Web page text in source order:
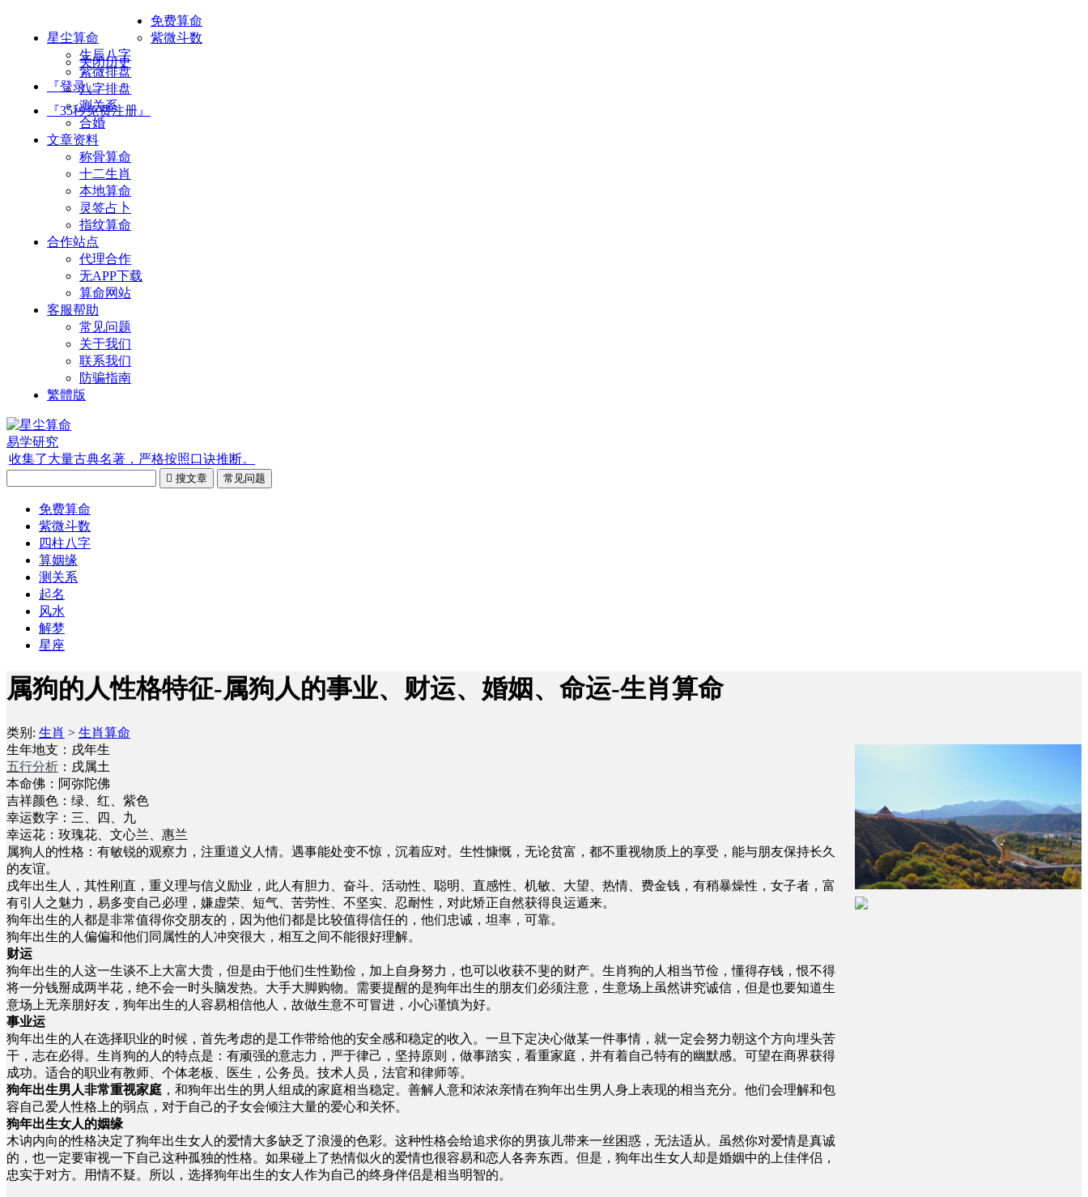
星尘算命
关闭历史
『登录』
『35秒免费注册』
免费算命
紫微斗数
生辰八字
紫微排盘
八字排盘
测关系
合婚
文章资料
称骨算命
十二生肖
本地算命
灵签占卜
指纹算命
合作站点
代理合作
无APP下载
算命网站
客服帮助
常见问题
关于我们
联系我们
防骗指南
繁體版
易学研究
收集了大量古典名著，严格按照口诀推断。
 搜文章 常见问题
免费算命
紫微斗数
四柱八字
算姻缘
测关系
起名
风水
解梦
星座
属狗的人性格特征-属狗人的事业、财运、婚姻、命运-生肖算命
类别: 生肖 > 生肖算命
生年地支：戌年生
五行分析 ：戌属土
本命佛：阿弥陀佛
吉祥颜色：绿、红、紫色
幸运数字：三、四、九
幸运花：玫瑰花、文心兰、惠兰
属狗人的性格：有敏锐的观察力，注重道义人情。遇事能处变不惊，沉着应对。生性慷慨，无论贫富，都不重视物质上的享受，能与朋友保持长久
的友谊。
戌年出生人，其性刚直，重义理与信义励业，此人有胆力、奋斗、活动性、聪明、直感性、机敏、大望、热情、费金钱，有稍暴燥性，女子者，富
有引人之魅力，易多变自己必理，嫌虚荣、短气、苦劳性、不坚实、忍耐性，对此矫正自然获得良运遁来。
狗年出生的人都是非常值得你交朋友的，因为他们都是比较值得信任的，他们忠诚，坦率，可靠。
狗年出生的人偏偏和他们同属性的人冲突很大，相互之间不能很好理解。
财运
狗年出生的人这一生谈不上大富大贵，但是由于他们生性勤俭，加上自身努力，也可以收获不斐的财产。生肖狗的人相当节俭，懂得存钱，恨不得
将一分钱掰成两半花，绝不会一时头脑发热。大手大脚购物。需要提醒的是狗年出生的朋友们必须注意，生意场上虽然讲究诚信，但是也要知道生
意场上无亲朋好友，狗年出生的人容易相信他人，故做生意不可冒进，小心谨慎为好。
事业运
狗年出生的人在选择职业的时候，首先考虑的是工作带给他的安全感和稳定的收入。一旦下定决心做某一件事情，就一定会努力朝这个方向埋头苦
干，志在必得。生肖狗的人的特点是：有顽强的意志力，严于律己，坚持原则，做事踏实，看重家庭，并有着自己特有的幽默感。可望在商界获得
成功。适合的职业有教师、个体老板、医生，公务员。技术人员，法官和律师等。
狗年出生男人非常重视家庭 ，和狗年出生的男人组成的家庭相当稳定。善解人意和浓浓亲情在狗年出生男人身上表现的相当充分。他们会理解和包
容自己爱人性格上的弱点，对于自己的子女会倾注大量的爱心和关怀。
狗年出生女人的姻缘
木讷内向的性格决定了狗年出生女人的爱情大多缺乏了浪漫的色彩。这种性格会给追求你的男孩儿带来一丝困惑，无法适从。虽然你对爱情是真诚
的，也一定要审视一下自己这种孤独的性格。如果碰上了热情似火的爱情也很容易和恋人各奔东西。但是，狗年出生女人却是婚姻中的上佳伴侣，
忠实于对方。用情不疑。所以，选择狗年出生的女人作为自己的终身伴侣是相当明智的。